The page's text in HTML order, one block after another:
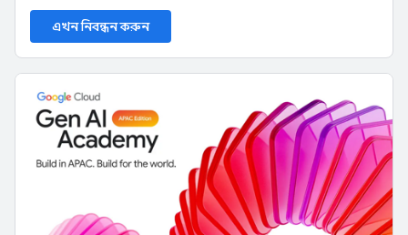
এখন নিবন্ধন করুন